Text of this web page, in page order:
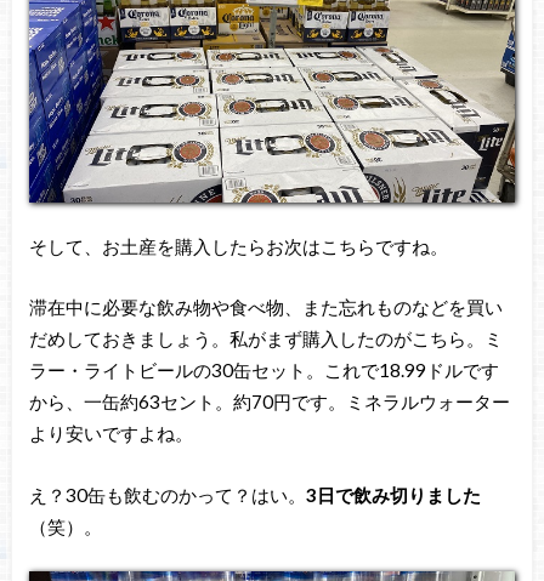
そして、お土産を購入したらお次はこちらですね。
滞在中に必要な飲み物や食べ物、また忘れものなどを買い
だめしておきましょう。私がまず購入したのがこちら。ミ
ラー・ライトビールの30缶セット。これで18.99ドルです
から、一缶約63セント。約70円です。ミネラルウォーター
より安いですよね。
え？30缶も飲むのかって？はい。 3日で飲み切りました
（笑）。